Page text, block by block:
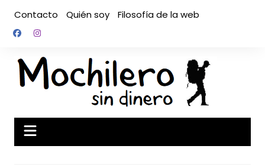
contenido
Contacto Quién soy Filosofía de la web